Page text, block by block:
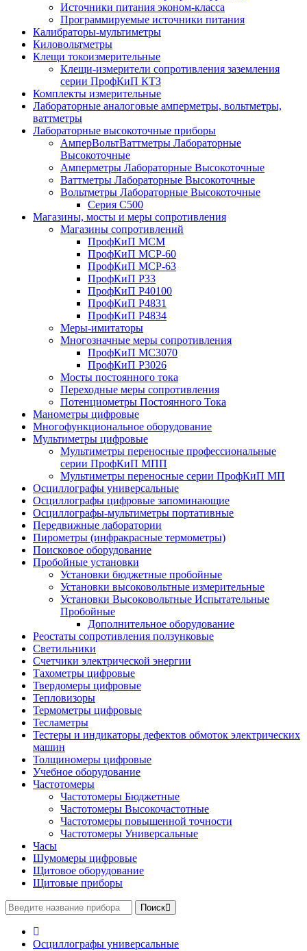
Источники питания эконом-класса
Программируемые источники питания
Калибраторы-мультиметры
Киловольтметры
Клещи токоизмерительные
Клещи-измерители сопротивления заземления
серии ПрофКиП КТЗ
Комплекты измерительные
Лабораторные аналоговые амперметры, вольтметры,
ваттметры
Лабораторные высокоточные приборы
АмперВольтВаттметры Лабораторные
Высокоточные
Амперметры Лабораторные Высокоточные
Ваттметры Лабораторные Высокоточные
Вольтметры Лабораторные Высокоточные
Серия С500
Магазины, мосты и меры сопротивления
Магазины сопротивлений
ПрофКиП МСМ
ПрофКиП МСР-60
ПрофКиП МСР-63
ПрофКиП Р33
ПрофКиП Р40100
ПрофКиП Р4831
ПрофКиП Р4834
Меры-имитаторы
Многозначные меры сопротивления
ПрофКиП МС3070
ПрофКиП Р3026
Мосты постоянного тока
Переходные меры сопротивления
Потенциометры Постоянного Тока
Манометры цифровые
Многофункциональное оборудование
Мультиметры цифровые
Мультиметры переносные профессиональные
серии ПрофКиП МПП
Мультиметры переносные серии ПрофКиП МП
Осциллографы универсальные
Осциллографы цифровые запоминающие
Осциллографы-мультиметры портативные
Передвижные лаборатории
Пирометры (инфракрасные термометры)
Поисковое оборудование
Пробойные установки
Установки бюджетные пробойные
Установки высоковольтные измерительные
Установки Высоковольтные Испытательные
Пробойные
Дополнительное оборудование
Реостаты сопротивления ползунковые
Светильники
Счетчики электрической энергии
Тахометры цифровые
Твердомеры цифровые
Тепловизоры
Термометры цифровые
Тесламетры
Тестеры и индикаторы дефектов обмоток электрических
машин
Толщиномеры цифровые
Учебное оборудование
Частотомеры
Частотомеры Бюджетные
Частотомеры Высокочастотные
Частотомеры повышенной точности
Частотомеры Универсальные
Часы
Шумомеры цифровые
Щитовое оборудование
Щитовые приборы
Поиск
Осциллографы универсальные